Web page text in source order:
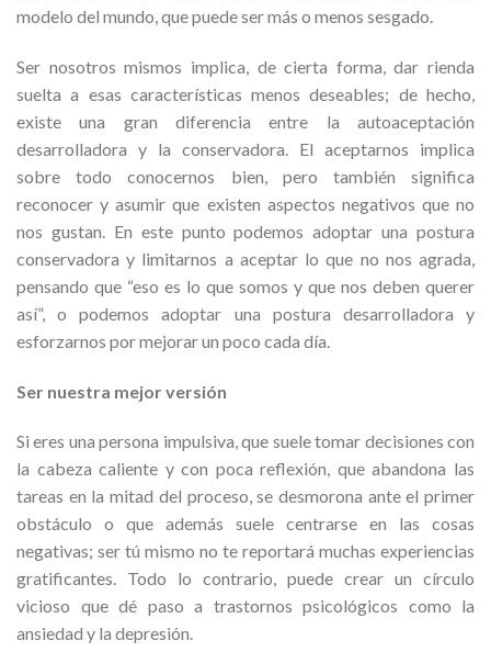
modelo del mundo, que puede ser más o menos sesgado.
Ser nosotros mismos implica, de cierta forma, dar rienda
suelta a esas características menos deseables; de hecho,
existe una gran diferencia entre la autoaceptación
desarrolladora y la conservadora. El aceptarnos implica
sobre todo conocernos bien, pero también significa
reconocer y asumir que existen aspectos negativos que no
nos gustan. En este punto podemos adoptar una postura
conservadora y limitarnos a aceptar lo que no nos agrada,
pensando que “eso es lo que somos y que nos deben querer
así”, o podemos adoptar una postura desarrolladora y
esforzarnos por mejorar un poco cada día.
Ser nuestra mejor versión
Si eres una persona impulsiva, que suele tomar decisiones con
la cabeza caliente y con poca reflexión, que abandona las
tareas en la mitad del proceso, se desmorona ante el primer
obstáculo o que además suele centrarse en las cosas
negativas; ser tú mismo no te reportará muchas experiencias
gratificantes. Todo lo contrario, puede crear un círculo
vicioso que dé paso a trastornos psicológicos como la
ansiedad y la depresión.